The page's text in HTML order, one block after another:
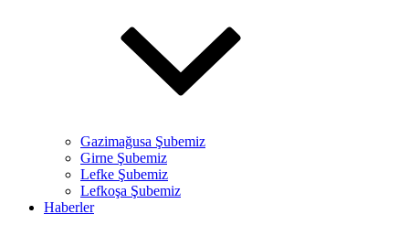
Gazimağusa Şubemiz
Girne Şubemiz
Lefke Şubemiz
Lefkoşa Şubemiz
Haberler